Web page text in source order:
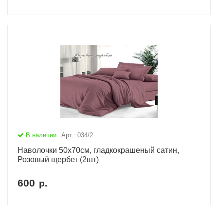
В наличии Арт.: 034/2
Наволочки 50х70см, гладкокрашеный сатин,
Розовый щербет (2шт)
600 р.